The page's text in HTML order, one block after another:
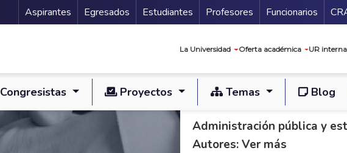
Menu Secundario
Aspirantes Egresados Estudiantes Profesores Funcionarios
La Universidad Oferta académica UR
Congresistas Proyectos Temas Blog
PLE C 187/14 S 78/
Administración pública y
Autores: Ver más